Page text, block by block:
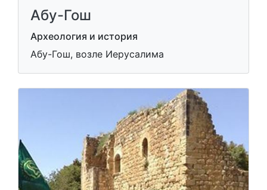
Абу-Гош
Археология и история
Абу-Гош, возле Иерусалима